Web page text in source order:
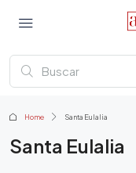
Home Santa Eulalia
Santa Eulalia